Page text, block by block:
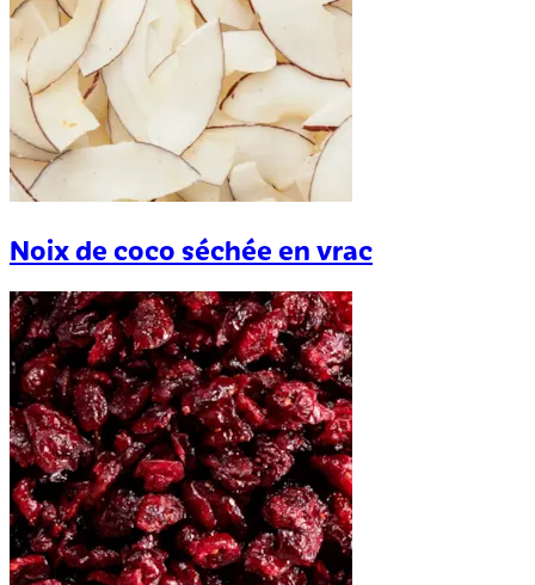
Noix de coco séchée en vrac